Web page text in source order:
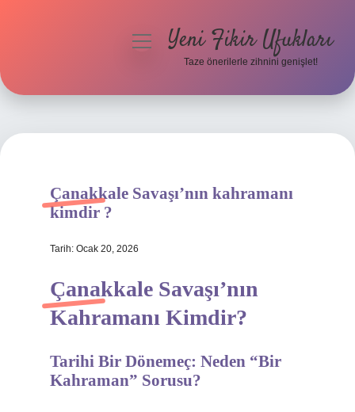
Hakkımızda
menüyüYeni Fikir Ufukları
Taze önerilerle zihnini genişlet!
Çanakkale Savaşı’nın kahramanı
kimdir ?
Tarih: Ocak 20, 2026
Çanakkale Savaşı’nın
Kahramanı Kimdir?
Tarihi Bir Dönemeç: Neden “Bir
Kahraman” Sorusu?